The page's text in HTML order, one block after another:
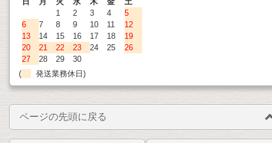
1
2 3 4
5
6
7 8 9 10 11
12
13
14 15 16 17 18
19
20
21 22 23 24 25
26
27
28 29
30
(
発送業務休日)
ページの先頭に戻る